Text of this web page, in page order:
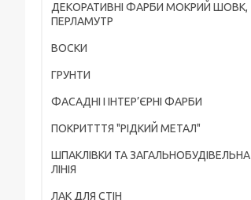
ДЕКОРАТИВНІ ФАРБИ МОКРИЙ ШОВК,
ПЕРЛАМУТР
ВОСКИ
ГРУНТИ
ФАСАДНІ І ІНТЕР’ЄРНІ ФАРБИ
ПОКРИТТТЯ "РІДКИЙ МЕТАЛ"
ШПАКЛІВКИ ТА ЗАГАЛЬНОБУДІВЕЛЬНА
ЛІНІЯ
ЛАК ДЛЯ СТІН